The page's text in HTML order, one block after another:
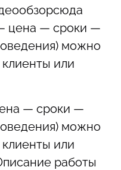
цена — сроки —
можно
или
— сроки —
можно
или
работы